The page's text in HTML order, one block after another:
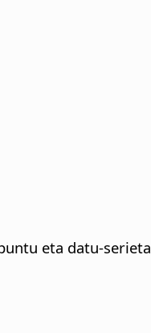
eta datu-